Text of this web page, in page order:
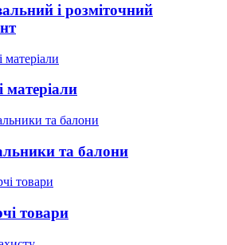
і розміточний
матеріали
та балони
товари